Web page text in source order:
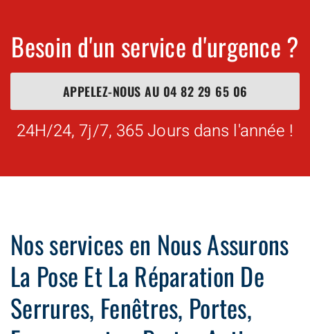
Besoin d'un service d'urgence ?
APPELEZ-NOUS AU 04 82 29 65 06
24H/24, 7j/7, 365 Jours dans l'année !
Nos services en Nous Assurons
La Pose Et La Réparation De
Serrures, Fenêtres, Portes,